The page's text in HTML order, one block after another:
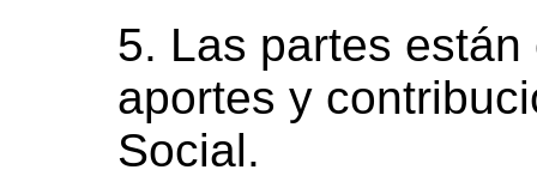
5. Las partes
aportes y
Social.